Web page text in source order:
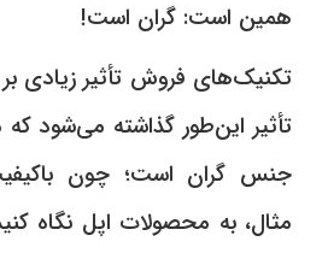
همین است: گران است!
تکنیک‌های فروش تأثیر زیادی
تأثیر این‌طور گذاشته می‌شود
جنس گران است؛ چون
مثال، به محصولات اپل نگاه